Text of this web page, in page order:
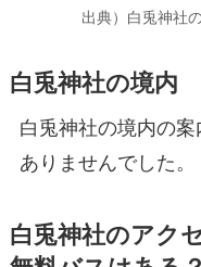
出典）白兎神社
白兎神社の境内
白兎神社の境内の
ありませんでした。
白兎神社のアク